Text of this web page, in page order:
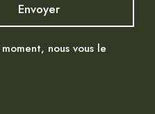
nous vous le